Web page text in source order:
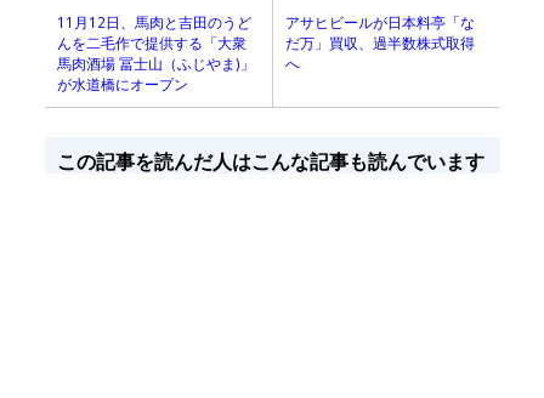
11月12日、馬肉と吉田のうど
んを二毛作で提供する「大衆
馬肉酒場 冨士山（ふじやま)」
が水道橋にオープン
アサヒビールが日本料亭「な
だ万」買収、過半数株式取得
へ
この記事を読んだ人はこんな記事も読んでいます